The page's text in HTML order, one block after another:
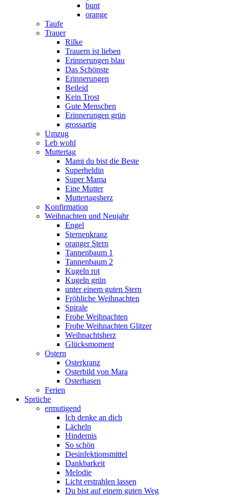
bunt
orange
Taufe
Trauer
Rilke
Trauern ist lieben
Erinnerungen blau
Das Schönste
Erinnerungen
Beileid
Kein Trost
Gute Menschen
Erinnerungen grün
grossartig
Umzug
Leb wohl
Muttertag
Mami du bist die Beste
Superheldin
Super Mama
Eine Mutter
Muttertagsherz
Konfirmation
Weihnachten und Neujahr
Engel
Sternenkranz
oranger Stern
Tannenbaum 1
Tannenbaum 2
Kugeln rot
Kugeln grün
unter einem guten Stern
Fröhliche Weihnachten
Spirale
Frohe Weihnachten
Frohe Weihnachten Glitzer
Weihnachtsherz
Glücksmoment
Ostern
Osterkranz
Osterbild von Mara
Osterhasen
Ferien
Sprüche
ermutigend
Ich denke an dich
Lächeln
Hindernis
So schön
Desinfektionsmittel
Dankbarkeit
Melodie
Licht erstrahlen lassen
Du bist auf einem guten Weg